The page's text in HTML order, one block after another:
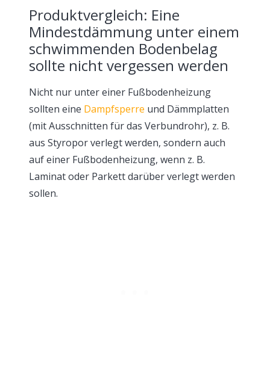
Produktvergleich: Eine
Mindestdämmung unter einem
schwimmenden Bodenbelag
sollte nicht vergessen werden
Nicht nur unter einer Fußbodenheizung
sollten eine Dampfsperre und Dämmplatten
(mit Ausschnitten für das Verbundrohr), z. B.
aus Styropor verlegt werden, sondern auch
auf einer Fußbodenheizung, wenn z. B.
Laminat oder Parkett darüber verlegt werden
sollen.